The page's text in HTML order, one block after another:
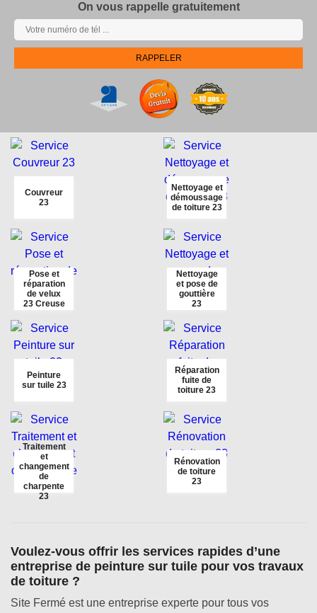
On vous rappelle gratuitement
Couvreur
23
Nettoyage et
démoussage
de toiture 23
Pose et
réparation
de velux
23 Creuse
Nettoyage
et pose de
gouttière
23
Peinture
sur tuile 23
Réparation
fuite de
toiture 23
Traitement
et
changement
de
charpente
23
Rénovation
de toiture
23
Voulez-vous offrir les services rapides d’une
entreprise de peinture sur tuile pour vos travaux
de toiture ?
Site Fermé est une entreprise experte pour tous vos